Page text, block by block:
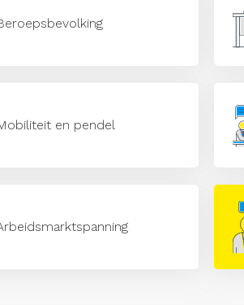
en pendel